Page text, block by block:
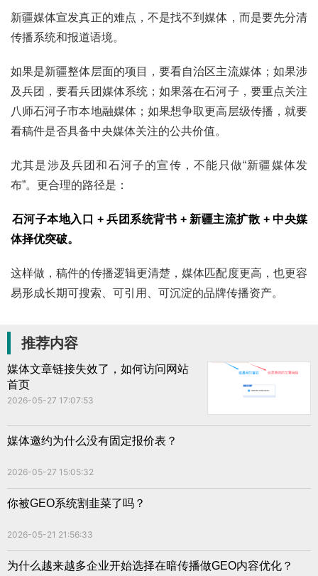
新疆媒体宣发真正的难点，不是找不到媒体，而是要先分清
传播系统和报道语境。
如果是新疆整体层面的项目，要看自治区主流媒体；如果涉
及兵团，要看兵团媒体系统；如果落在石河子，要重点关注
八师石河子市本地融媒体；如果想争取更高层级传播，就要
看稿件是否具备中央媒体关注的公共价值。
尤其是涉及兵团和石河子的宣传，不能只做“新疆媒体发
布”。更合理的路径是：
石河子本地入口 + 兵团系统背书 + 新疆主流扩散 + 中央媒
体择优突破。
这样做，稿件的传播逻辑更清楚，媒体匹配度更高，也更容
易形成长期可搜索、可引用、可沉淀的品牌传播资产。
推荐内容
媒体文章链接失效了，如何访问网站
首页
2026-05-27 17:07:53
媒体邀约为什么没有固定报价表？
2026-05-27 15:05:32
你被GEO系统割韭菜了吗？
2026-05-21 21:56:33
为什么越来越多企业开始选择在暗传播做GEO内容优化？